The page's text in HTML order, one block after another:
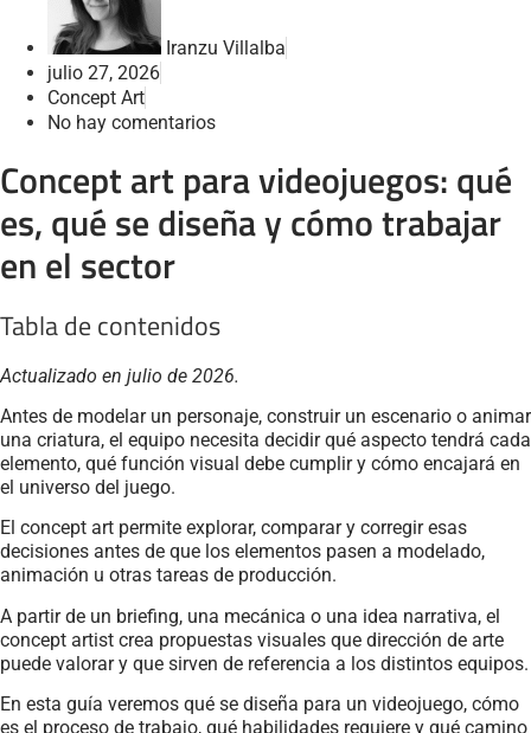
Iranzu Villalba
julio 27, 2026
Concept Art
No hay comentarios
Concept art para videojuegos: qué
es, qué se diseña y cómo trabajar
en el sector
Tabla de contenidos
Actualizado en julio de 2026.
Antes de modelar un personaje, construir un escenario o animar
una criatura, el equipo necesita decidir qué aspecto tendrá cada
elemento, qué función visual debe cumplir y cómo encajará en
el universo del juego.
El concept art permite explorar, comparar y corregir esas
decisiones antes de que los elementos pasen a modelado,
animación u otras tareas de producción.
A partir de un briefing, una mecánica o una idea narrativa, el
concept artist crea propuestas visuales que dirección de arte
puede valorar y que sirven de referencia a los distintos equipos.
En esta guía veremos qué se diseña para un videojuego, cómo
es el proceso de trabajo, qué habilidades requiere y qué camino